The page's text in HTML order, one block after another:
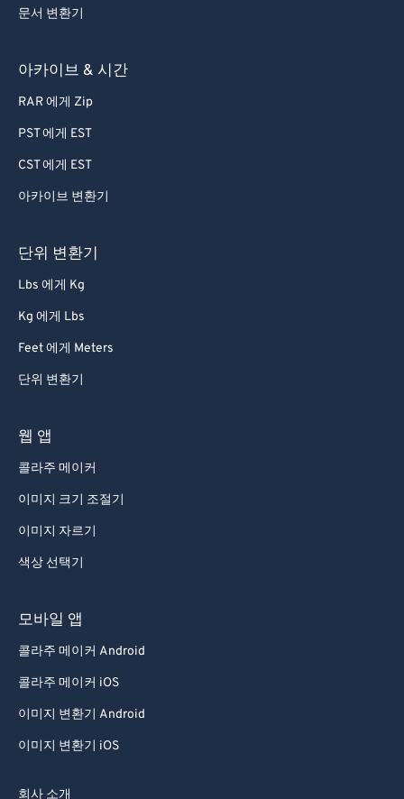
문서 변환기
아카이브 & 시간
RAR 에게 Zip
PST 에게 EST
CST 에게 EST
아카이브 변환기
단위 변환기
Lbs 에게 Kg
Kg 에게 Lbs
Feet 에게 Meters
단위 변환기
웹 앱
콜라주 메이커
이미지 크기 조절기
이미지 자르기
색상 선택기
모바일 앱
콜라주 메이커 Android
콜라주 메이커 iOS
이미지 변환기 Android
이미지 변환기 iOS
회사 소개